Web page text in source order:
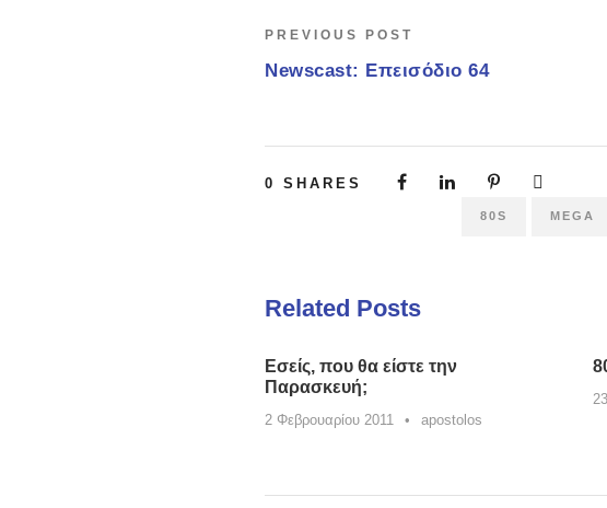
PREVIOUS POST
Newscast: Επεισόδιο 64
0 SHARES
80S MEGA
Related Posts
Εσείς, που θα είστε την
Παρασκευή;
2 Φεβρουαρίου 2011 • apostolos